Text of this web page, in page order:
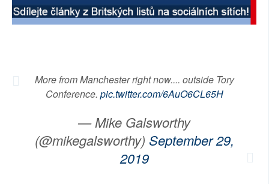
PLNÁ VERZE STRÁNEK
More from Manchester right now.... outside Tory
Conference. pic.twitter.com/6AuO6CL65H
— Mike Galsworthy
(@mikegalsworthy) September 29,
2019